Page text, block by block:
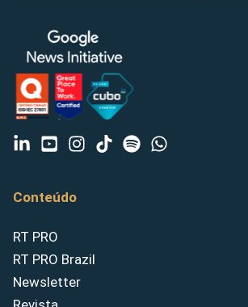
Conteúdo
RT PRO
RT PRO Brazil
Newsletter